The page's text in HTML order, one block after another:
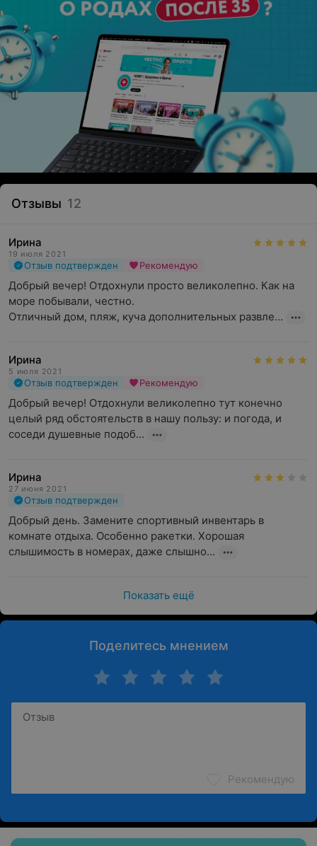
Отзывы 12
Ирина
19 июля 2021
Отзыв подтвержден Рекомендую
Добрый вечер! Отдохнули просто великолепно. Как на
море побывали, честно.
Отличный дом, пляж, куча дополнительных развле...
Ирина
5 июля 2021
Отзыв подтвержден Рекомендую
Добрый вечер! Отдохнули великолепно тут конечно
целый ряд обстоятельств в нашу пользу: и погода, и
соседи душевные подоб...
Ирина
27 июня 2021
Отзыв подтвержден
Добрый день. Замените спортивный инвентарь в
комнате отдыха. Особенно ракетки. Хорошая
слышимость в номерах, даже слышно...
Показать ещё
Поделитесь мнением
Рекомендую